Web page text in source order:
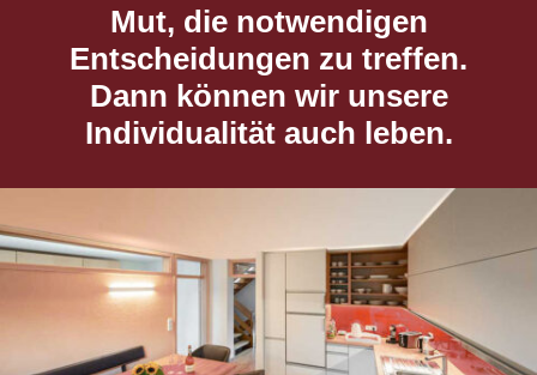
Mut, die notwendigen
Entscheidungen zu treffen.
Dann können wir unsere
Individualität auch leben.